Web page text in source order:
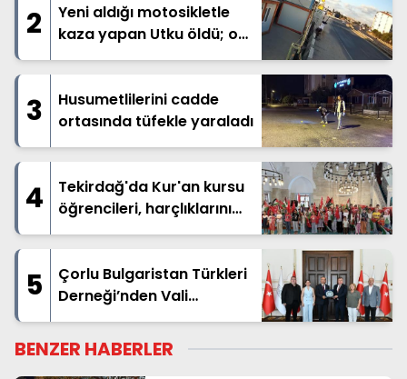
2
Yeni aldığı motosikletle
kaza yapan Utku öldü; o
anlar kamerada
3
Husumetlilerini cadde
ortasında tüfekle yaraladı
4
Tekirdağ'da Kur'an kursu
öğrencileri, harçlıklarını
Filistin'e bağışladı
5
Çorlu Bulgaristan Türkleri
Derneği’nden Vali
Soytürk’e Ziyaret
BENZER HABERLER